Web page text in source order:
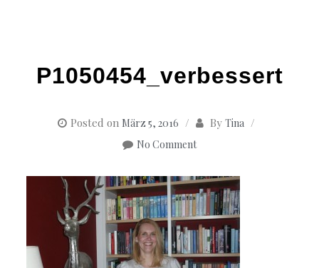
P1050454_verbessert
Posted on März 5, 2016 By Tina
No Comment